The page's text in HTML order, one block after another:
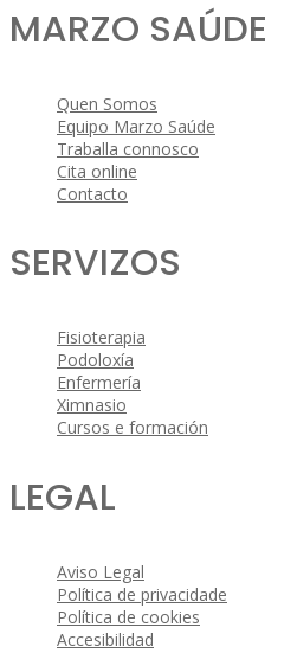
MARZO SAÚDE
Quen Somos
Equipo Marzo Saúde
Traballa connosco
Cita online
Contacto
SERVIZOS
Fisioterapia
Podoloxía
Enfermería
Ximnasio
Cursos e formación
LEGAL
Aviso Legal
Política de privacidade
Política de cookies
Accesibilidad